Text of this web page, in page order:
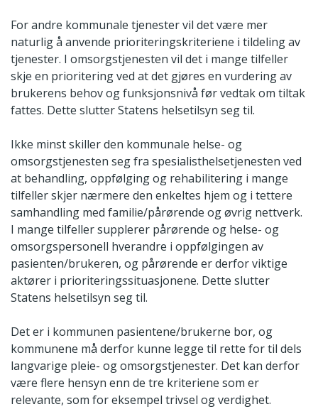
For andre kommunale tjenester vil det være mer
naturlig å anvende prioriteringskriteriene i tildeling av
tjenester. I omsorgstjenesten vil det i mange tilfeller
skje en prioritering ved at det gjøres en vurdering av
brukerens behov og funksjonsnivå før vedtak om tiltak
fattes. Dette slutter Statens helsetilsyn seg til.
Ikke minst skiller den kommunale helse- og
omsorgstjenesten seg fra spesialisthelsetjenesten ved
at behandling, oppfølging og rehabilitering i mange
tilfeller skjer nærmere den enkeltes hjem og i tettere
samhandling med familie/pårørende og øvrig nettverk.
I mange tilfeller supplerer pårørende og helse- og
omsorgspersonell hverandre i oppfølgingen av
pasienten/brukeren, og pårørende er derfor viktige
aktører i prioriteringssituasjonene. Dette slutter
Statens helsetilsyn seg til.
Det er i kommunen pasientene/brukerne bor, og
kommunene må derfor kunne legge til rette for til dels
langvarige pleie- og omsorgstjenester. Det kan derfor
være flere hensyn enn de tre kriteriene som er
relevante, som for eksempel trivsel og verdighet.